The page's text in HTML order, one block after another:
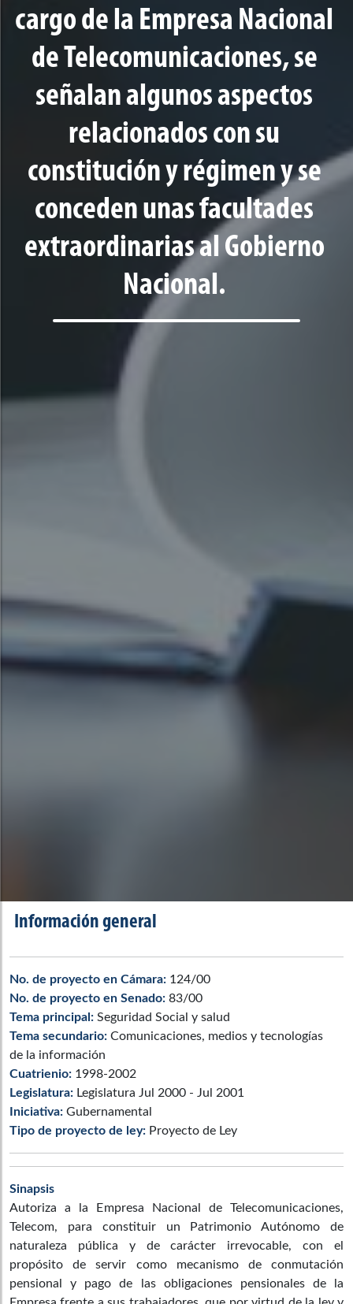
cargo de la Empresa Nacional
de Telecomunicaciones, se
señalan algunos aspectos
relacionados con su
constitución y régimen y se
conceden unas facultades
extraordinarias al Gobierno
Nacional.
Información general
No. de proyecto en Cámara: 124/00
No. de proyecto en Senado: 83/00
Tema principal: Seguridad Social y salud
Tema secundario: Comunicaciones, medios y tecnologías
de la información
Cuatrienio: 1998-2002
Legislatura: Legislatura Jul 2000 - Jul 2001
Iniciativa: Gubernamental
Tipo de proyecto de ley: Proyecto de Ley
Sinapsis
Autoriza a la Empresa Nacional de Telecomunicaciones,
Telecom, para constituir un Patrimonio Autónomo de
naturaleza pública y de carácter irrevocable, con el
propósito de servir como mecanismo de conmutación
pensional y pago de las obligaciones pensionales de la